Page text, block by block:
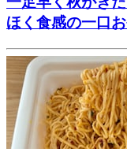
ほく食感の一口